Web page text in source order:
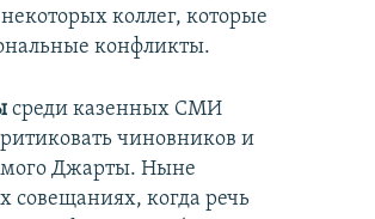
коллег, которые
конфликты.
среди казенных СМИ
чиновников и
Джарты. Ныне
совещаниях, когда речь